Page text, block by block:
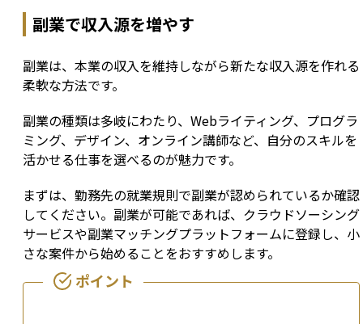
副業で収入源を増やす
副業は、本業の収入を維持しながら新たな収入源を作れる
柔軟な方法です。
副業の種類は多岐にわたり、Webライティング、プログラ
ミング、デザイン、オンライン講師など、自分のスキルを
活かせる仕事を選べるのが魅力です。
まずは、勤務先の就業規則で副業が認められているか確認
してください。副業が可能であれば、クラウドソーシング
サービスや副業マッチングプラットフォームに登録し、小
さな案件から始めることをおすすめします。